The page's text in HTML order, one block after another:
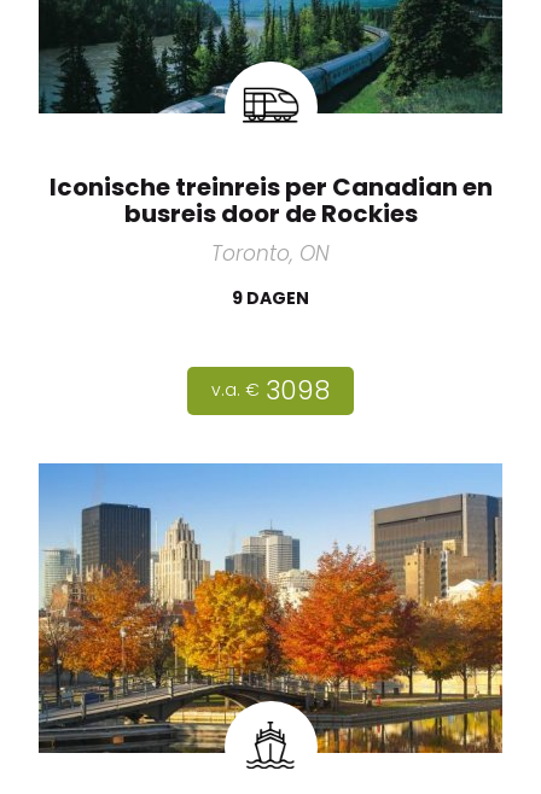
Iconische treinreis per Canadian en
busreis door de Rockies
Toronto, ON
9 DAGEN
v.a. € 3098